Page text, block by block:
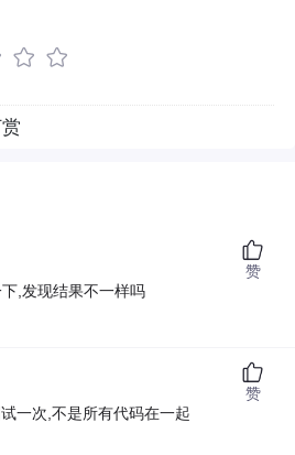
,发现结果不一样吗
赞
一次,不是所有代码在一起
赞